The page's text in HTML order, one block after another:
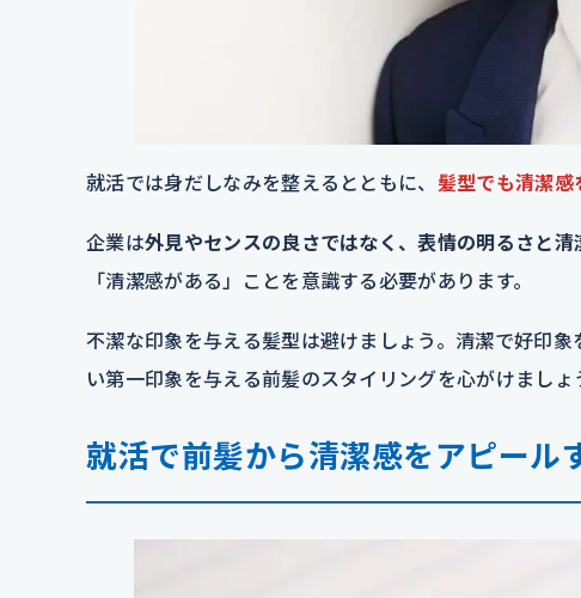
就活では身だしなみを整えるとともに、 髪型でも清潔感
企業は外見やセンスの良さではなく、表情の明るさと清
「清潔感がある」ことを意識する必要があります。
不潔な印象を与える髪型は避けましょう。清潔で好印
い第一印象を与える前髪のスタイリングを心がけましょ
就活で前髪から清潔感をアピール